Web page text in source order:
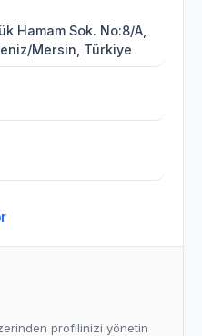
Hamam Sok. No:8/A,
Mersin, Türkiye
profilinizi yönetin